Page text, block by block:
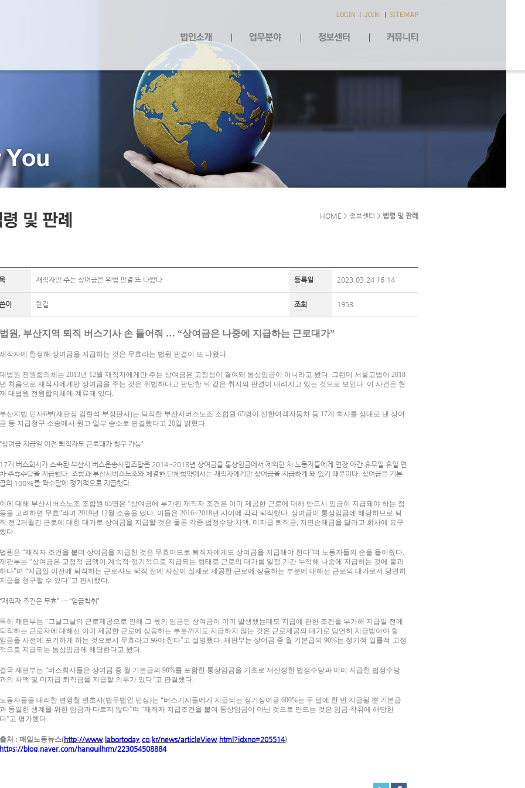
HOME > 정보센터 > 법령 및 판례
재직자만 주는 상여금은 위법 판결 또 나왔다 등록일 2023.03.24 16:14
이 한길 조회 1953
법원, 부산지역 퇴직 버스기사 손 들어줘 … “상여금은 나중에 지급하는 근로대가”
재직자에 한정해 상여금을 지급하는 것은 무효라는 법원 판결이 또 나왔다.
대법원 전원합의체는 2013년 12월 재직자에게만 주는 상여금은 고정성이 결여돼 통상임금이 아니라고 봤다. 그런데 서울고법이 2018
년 처음으로 재직자에게만 상여금을 주는 것은 위법하다고 판단한 뒤 같은 취지의 판결이 내려지고 있는 것으로 보인다. 이 사건은 현
재 대법원 전원합의체에 계류돼 있다.
부산지법 민사6부(재판장 김현석 부장판사)는 퇴직한 부산시버스노조 조합원 65명이 신한여객자동차 등 17개 회사를 상대로 낸 상여
금 등 지급청구 소송에서 원고 일부 승소로 판결했다고 20일 밝혔다.
“상여금 지급일 이전 퇴직자도 근로대가 청구 가능”
17개 버스회사가 소속된 부산시 버스운송사업조합은 2014~2018년 상여금을 통상임금에서 제외한 채 노동자들에게 연장·야간·휴무일·휴일·연
차·주휴수당을 지급했다. 조합과 부산시버스노조와 체결한 단체협약에서는 재직자에게만 상여금을 지급하게 돼 있기 때문이다. 상여금은 기본
급의 100%를 짝수달에 정기적으로 지급했다.
이에 대해 부산시버스노조 조합원 65명은 “상여금에 부가된 재직자 조건은 이미 제공한 근로에 대해 반드시 임금이 지급돼야 하는 점
등을 고려하면 무효”라며 2019년 12월 소송을 냈다. 이들은 2016~2018년 사이에 각각 퇴직했다. 상여금이 통상임금에 해당하므로 퇴
직 전 2개월간 근로에 대한 대가로 상여금을 지급할 것은 물론 각종 법정수당 차액, 미지급 퇴직금, 지연손해금을 달라고 회사에 요구
했다.
법원은 “재직자 조건을 붙여 상여금을 지급한 것은 무효이므로 퇴직자에게도 상여금을 지급해야 한다”며 노동자들의 손을 들어줬다.
재판부는 “상여금은 고정적 금액이 계속적·정기적으로 지급되는 형태로 근로의 대가를 일정 기간 누적해 나중에 지급하는 것에 불과
하다”며 “지급일 이전에 퇴직하는 근로자도 퇴직 전에 자신이 실제로 제공한 근로에 상응하는 부분에 대해선 근로의 대가로서 당연히
지급을 청구할 수 있다”고 판시했다.
“재직자 조건은 무효” … “임금착취”
특히 재판부는 “그날그날의 근로제공으로 인해 그 몫의 임금인 상여금이 이미 발생했는데도 지급에 관한 조건을 부가해 지급일 전에
퇴직하는 근로자에 대해선 이미 제공한 근로에 상응하는 부분까지도 지급하지 않는 것은 근로제공의 대가로 당연히 지급받아야 할
임금을 사전에 포기하게 하는 것으로서 무효라고 봐야 한다”고 설명했다. 재판부는 상여금 중 월 기본급의 90%는 정기적·일률적·고정
적으로 지급되는 통상임금에 해당한다고 봤다.
결국 재판부는 “버스회사들은 상여금 중 월 기본급의 90%를 포함한 통상임금을 기초로 재산정한 법정수당과 이미 지급한 법정수당
과의 차액 및 미지급 퇴직금을 지급할 의무가 있다”고 판결했다.
노동자들을 대리한 변영철 변호사(법무법인 민심)는 “버스기사들에게 지급되는 정기상여금 600%는 두 달에 한 번 지급될 뿐 기본급
과 동일한 생계를 위한 임금과 다르지 않다”며 “재직자 지급조건을 붙여 통상임금이 아닌 것으로 만드는 것은 임금 착취에 해당한
다”고 평가했다.
출처 : 매일노동뉴스(http://www.labortoday.co.kr/news/articleView.html?idxno=205514)
https://blog.naver.com/hanguilhrm/223054508884